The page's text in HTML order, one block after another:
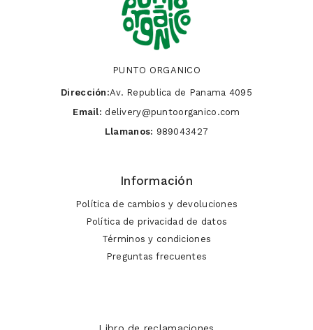
PUNTO ORGANICO
Dirección:Av. Republica de Panama 4095
Email: delivery@puntoorganico.com
Llamanos: 989043427
Información
Política de cambios y devoluciones
Política de privacidad de datos
Términos y condiciones
Preguntas frecuentes